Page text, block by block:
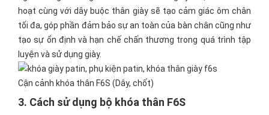
hoạt cùng với dây buộc thân giày sẽ tạo cảm giác ôm chân
tối đa, góp phần đảm bảo sự an toàn của bàn chân cũng như
tạo sự ổn định và hạn chế chấn thương trong quá trình tập
luyện và sử dụng giày.
Cận cảnh khóa thân F6S (Dây, chốt)
3. Cách sử dụng bộ khóa thân F6S